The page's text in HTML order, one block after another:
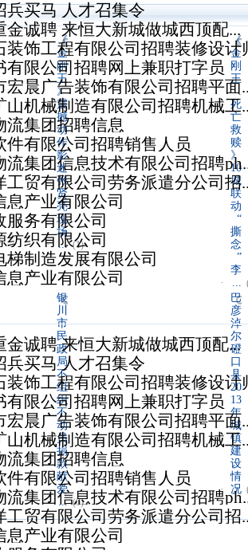
·
《
金
刚
王
》
震
撼
动
作
影
迷
张
贤
亮
现
场
... (1)
·
《
金
刚
王
.
死
亡
救
赎
》
10
城
联
动
“
撕
念
”
李
...
·
银
川
市
民
政
局
不
组
织
不
动
员
捐
款
献
爱
... (0)
·
巴
彦
淖
尔
磴
口
县
20
13
年
城
镇
建
设
情
况
兵买马 人才召集令
金诚聘 来恒大新城做城西顶配...
装饰工程有限公司招聘装修设计
有限公司招聘网上兼职打字员
宏晨广告装饰有限公司招聘平面
山机械制造有限公司招聘机械工
流集团招聘信息
件有限公司招聘销售人员
流集团信息技术有限公司招聘
工贸有限公司劳务派遣分公司招
息产业有限公司
服务有限公司
纺织有限公司
梯制造发展有限公司
息产业有限公司
金诚聘 来恒大新城做城西顶配...
兵买马 人才召集令
装饰工程有限公司招聘装修设计
有限公司招聘网上兼职打字员
宏晨广告装饰有限公司招聘平面
山机械制造有限公司招聘机械工
流集团招聘信息
件有限公司招聘销售人员
流集团信息技术有限公司招聘
工贸有限公司劳务派遣分公司招
息产业有限公司